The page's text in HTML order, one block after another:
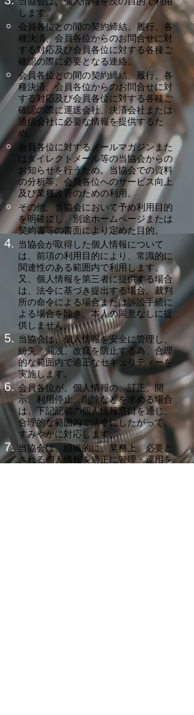
します。
会員各位との間の契約締結、履行、各
種決済、会員各位からのお問合せに対
する対応及び会員各位に対する各種ご
確認の際に必要となる連絡。
会員各位との間の契約締結、履行、各
種決済、会員各位からのお問合せに対
する対応及び会員各位に対する各種ご
確認の際に運送会社、決済会社または
通信会社に必要な情報を提供するた
め。
会員各位に対するメールマガジンまた
はダイレクトメール等の当協会からの
お知らせを行うため。当協会での資料
の分析等、会員各位へのサービス向上
及び業務改善のための利用。
その他、当協会において予め利用目的
を明確にし、別途ホームページまたは
契約書等の書面により定めた目的。
当協会が取得した個人情報について
は、前項の利用目的により、常識的に
関連性のある範囲内で利用します。
又、個人情報を第三者に提供する場合
は、法令に基づき提出する場合、裁判
所の命令による場合または訴訟手続に
よる場合を除き、本人の同意なしに提
供しません。
当協会は、個人情報を安全に管理し、
紛失、漏洩、改竄を防止する為、合理
的な範囲内で適正なセキュリティーを
実施します。
会員各位が、個人情報の、訂正、開
示、利用停止、削除などを求める場合
は、下記記載の個人情報窓口を通じ、
合理的な範囲内で法令にしたがって、
すみやかに対応します。
当協会は、組織的に、業務上、必要と
される個人情報を適正に管理・運用を